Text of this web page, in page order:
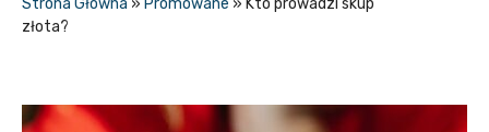
złota?